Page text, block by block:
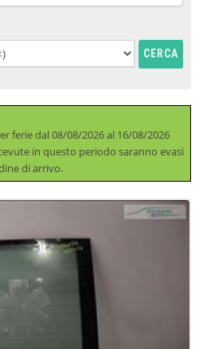
CERCA
ferie dal 08/08/2026 al 16/08/2026
in questo periodo saranno evasi
di arrivo.